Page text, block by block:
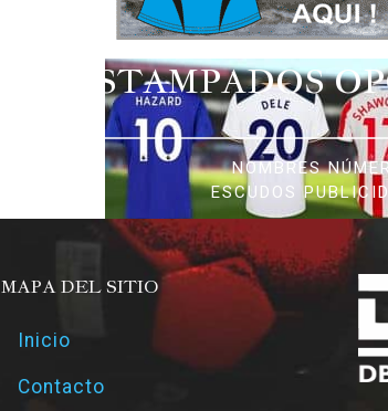
ESTAMPADOS
NOMBRES
ESCUDOS
MAPA DEL SITIO
Inicio
Contacto